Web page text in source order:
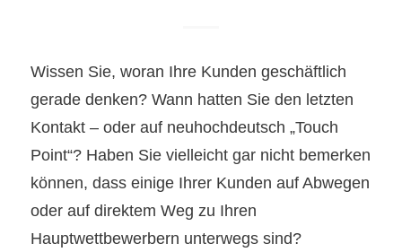
Wissen Sie, woran Ihre Kunden geschäftlich
gerade denken? Wann hatten Sie den letzten
Kontakt – oder auf neuhochdeutsch „Touch
Point“? Haben Sie vielleicht gar nicht bemerken
können, dass einige Ihrer Kunden auf Abwegen
oder auf direktem Weg zu Ihren
Hauptwettbewerbern unterwegs sind?